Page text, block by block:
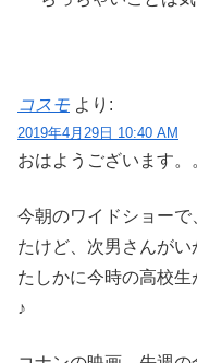
コスモ より:
2019年4月29日 10:40 AM
おはようございます。
今朝のワイドショー
たけど、次男さんが
たしかに今時の高校
♪